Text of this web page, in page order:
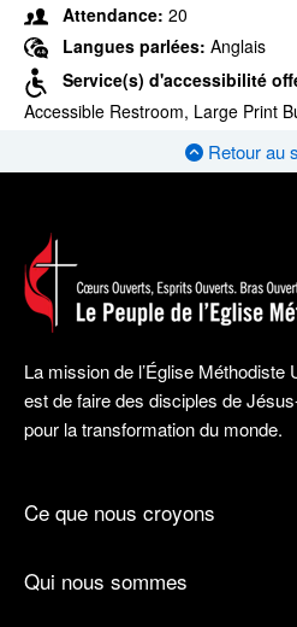
Attendance: 20
Langues parlées: Anglais
Service(s) d'accessibilité
Accessible Restroom, Large Print
Retour au
La mission de l’Église Méthodiste
est de faire des disciples de
pour la transformation du monde.
Ce que nous croyons
Qui nous sommes